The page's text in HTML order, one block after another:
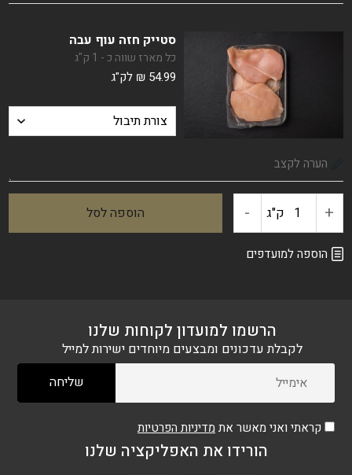
ל-
"שניצל"
סטייק חזה עוף עבה
כל מארז שווה כ - 1 ק"ג
₪ 54.99 לק"ג
+ כמות
של
עוף
עבה
ק"ג - הוספה לסל
הוספה למועדפים
הרשמו למועדון לקוחות שלנו
לקבלת עדכונים ומבצעים מיוחדים ישירות למייל
קראתי ואני מאשר את מדיניות הפרטיות
הורידו את האפליקציה שלנו